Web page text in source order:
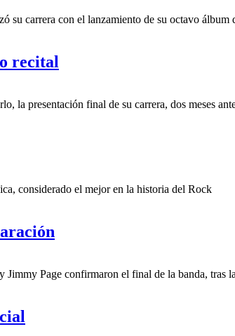
su carrera con el lanzamiento de su octavo álbum
recital
la presentación final de su carrera, dos meses
considerado el mejor en la historia del Rock
Page confirmaron el final de la banda, tras